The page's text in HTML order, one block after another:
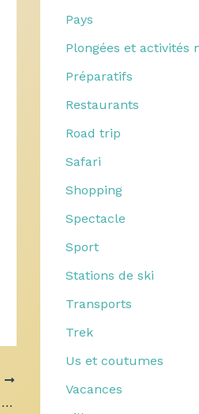
Louer son nappage pour un mariage : avantages et entretien
Pays
Plongées et activités
Préparatifs
Restaurants
Road trip
Safari
Shopping
Spectacle
Sport
Stations de ski
Transports
Trek
Us et coutumes
Vacances